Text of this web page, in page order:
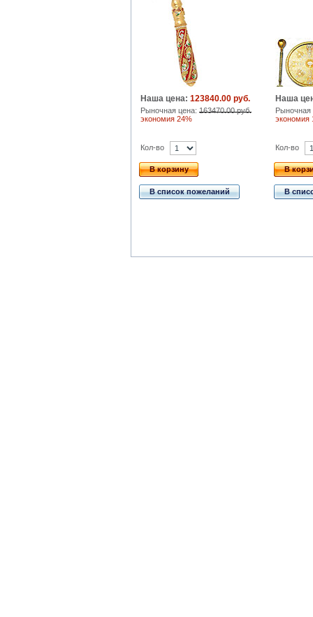
Наша цена: 123840.00 руб.
Рыночная цена: 163470.00 руб.
экономия 24%
Наша
экономия
Кол-во
В корзину
В список пожеланий
Кол-во
В
В